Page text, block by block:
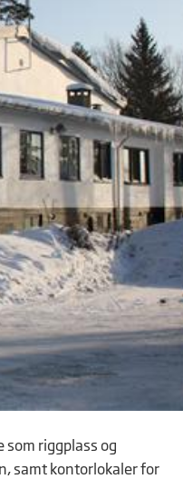
riggplass og
samt kontorlokaler for